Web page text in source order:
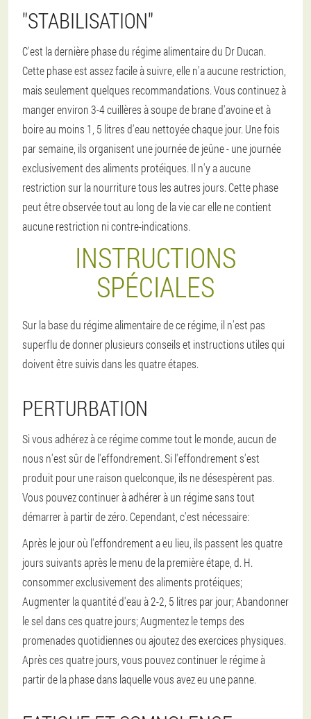
"STABILISATION"
C'est la dernière phase du régime alimentaire du Dr Ducan.
Cette phase est assez facile à suivre, elle n'a aucune restriction,
mais seulement quelques recommandations. Vous continuez à
manger environ 3-4 cuillères à soupe de brane d'avoine et à
boire au moins 1, 5 litres d'eau nettoyée chaque jour. Une fois
par semaine, ils organisent une journée de jeûne - une journée
exclusivement des aliments protéiques. Il n'y a aucune
restriction sur la nourriture tous les autres jours. Cette phase
peut être observée tout au long de la vie car elle ne contient
aucune restriction ni contre-indications.
INSTRUCTIONS
SPÉCIALES
Sur la base du régime alimentaire de ce régime, il n'est pas
superflu de donner plusieurs conseils et instructions utiles qui
doivent être suivis dans les quatre étapes.
PERTURBATION
Si vous adhérez à ce régime comme tout le monde, aucun de
nous n'est sûr de l'effondrement. Si l'effondrement s'est
produit pour une raison quelconque, ils ne désespèrent pas.
Vous pouvez continuer à adhérer à un régime sans tout
démarrer à partir de zéro. Cependant, c'est nécessaire:
Après le jour où l'effondrement a eu lieu, ils passent les quatre
jours suivants après le menu de la première étape, d. H.
consommer exclusivement des aliments protéiques;
Augmenter la quantité d'eau à 2-2, 5 litres par jour;Abandonner
le sel dans ces quatre jours;Augmentez le temps des
promenades quotidiennes ou ajoutez des exercices physiques.
Après ces quatre jours, vous pouvez continuer le régime à
partir de la phase dans laquelle vous avez eu une panne.